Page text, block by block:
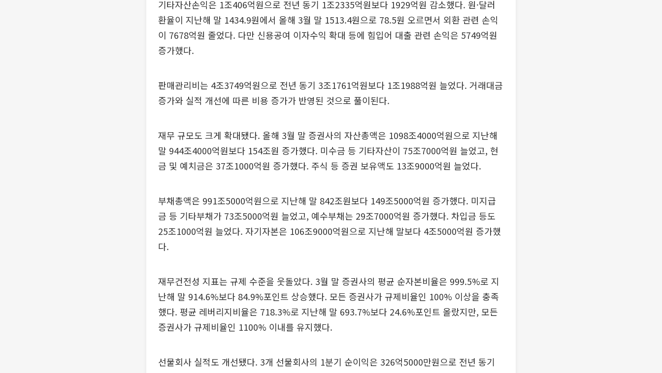
기타자산손익은 1조406억원으로 전년 동기 1조2335억원보다 1929억원 감소했다. 원·달러
환율이 지난해 말 1434.9원에서 올해 3월 말 1513.4원으로 78.5원 오르면서 외환 관련 손익
이 7678억원 줄었다. 다만 신용공여 이자수익 확대 등에 힘입어 대출 관련 손익은 5749억원
증가했다.
판매관리비는 4조3749억원으로 전년 동기 3조1761억원보다 1조1988억원 늘었다. 거래대금
증가와 실적 개선에 따른 비용 증가가 반영된 것으로 풀이된다.
재무 규모도 크게 확대됐다. 올해 3월 말 증권사의 자산총액은 1098조4000억원으로 지난해
말 944조4000억원보다 154조원 증가했다. 미수금 등 기타자산이 75조7000억원 늘었고, 현
금 및 예치금은 37조1000억원 증가했다. 주식 등 증권 보유액도 13조9000억원 늘었다.
부채총액은 991조5000억원으로 지난해 말 842조원보다 149조5000억원 증가했다. 미지급
금 등 기타부채가 73조5000억원 늘었고, 예수부채는 29조7000억원 증가했다. 차입금 등도
25조1000억원 늘었다. 자기자본은 106조9000억원으로 지난해 말보다 4조5000억원 증가했
다.
재무건전성 지표는 규제 수준을 웃돌았다. 3월 말 증권사의 평균 순자본비율은 999.5%로 지
난해 말 914.6%보다 84.9%포인트 상승했다. 모든 증권사가 규제비율인 100% 이상을 충족
했다. 평균 레버리지비율은 718.3%로 지난해 말 693.7%보다 24.6%포인트 올랐지만, 모든
증권사가 규제비율인 1100% 이내를 유지했다.
선물회사 실적도 개선됐다. 3개 선물회사의 1분기 순이익은 326억5000만원으로 전년 동기